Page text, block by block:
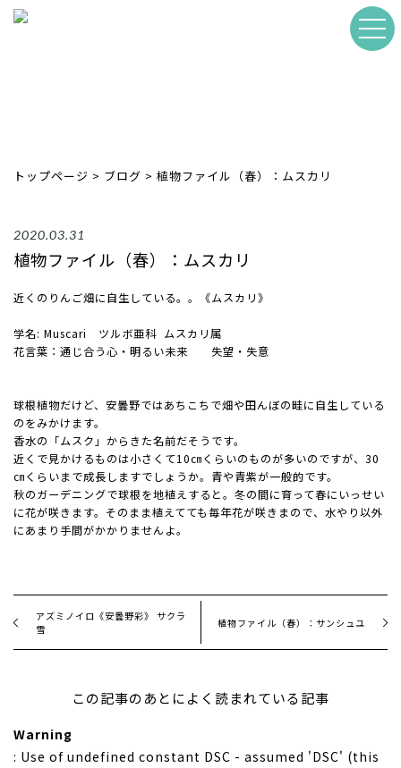
トップページ > ブログ > 植物ファイル（春）：ムスカリ
2020.03.31
植物ファイル（春）：ムスカリ
近くのりんご畑に自生している。。《ムスカリ》
学名: Muscari ツルボ亜科 ムスカリ属
花言葉：通じ合う心・明るい未来 失望・失意
球根植物だけど、安曇野ではあちこちで畑や田んぼの畦に自生している
のをみかけます。
香水の「ムスク」からきた名前だそうです。
近くで見かけるものは小さくて10㎝くらいのものが多いのですが、30
㎝くらいまで成長しますでしょうか。青や青紫が一般的です。
秋のガーデニングで球根を地植えすると。冬の間に育って春にいっせい
に花が咲きます。そのまま植えてても毎年花が咲きまので、水やり以外
にあまり手間がかかりませんよ。
アズミノイロ《安曇野彩》 サクラ
雪
植物ファイル（春）：サンシュユ
この記事のあとによく読まれている記事
Warning
: Use of undefined constant DSC - assumed 'DSC' (this